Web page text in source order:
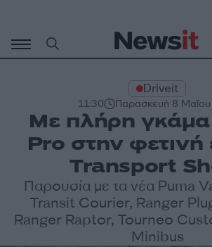
περιεχόμενο
Driveit
11:30 Παρασκευή 8
Με πλήρη
Pro στην φετινή
Transport
Παρουσία με τα νέα Puma
Transit Courier, Ranger
Ranger Raptor, Tourneo
Minibus